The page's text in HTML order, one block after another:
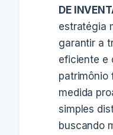
DE
estratégia
garantir a
eficiente e
patrimônio
medida
simples
buscando